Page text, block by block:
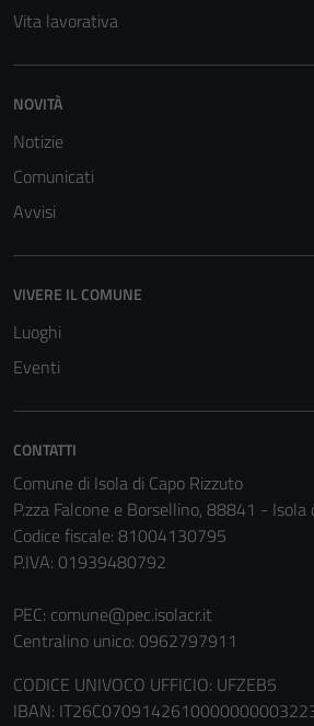
Vita lavorativa
NOVITÀ
Notizie
Comunicati
Avvisi
VIVERE IL COMUNE
Luoghi
Eventi
CONTATTI
Comune di Isola di Capo Rizzuto
P.zza Falcone e Borsellino, 88841 - Isola
Codice fiscale: 81004130795
P.IVA: 01939480792
PEC: comune@pec.isolacr.it
Centralino unico: 0962797911
CODICE UNIVOCO UFFICIO: UFZEB5
IBAN:
sono